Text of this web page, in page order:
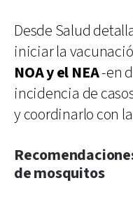
Desde Salud
iniciar la
NOA y el NEA-en
incidencia de
y coordinarlo con
de mosquitos